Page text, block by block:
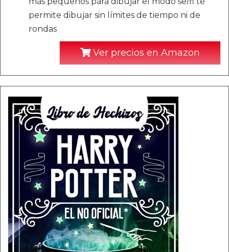
permite dibujar sin límites de tiempo ni de
rondas
Ver precios en Amazon